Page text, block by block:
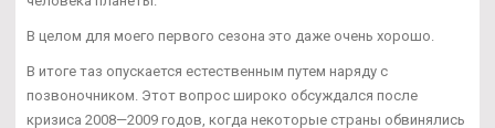
В целом для моего первого сезона это даже очень хорошо.
В итоге таз опускается естественным путем наряду с
позвоночником. Этот вопрос широко обсуждался после
кризиса 2008—2009 годов, когда некоторые страны обвинялись